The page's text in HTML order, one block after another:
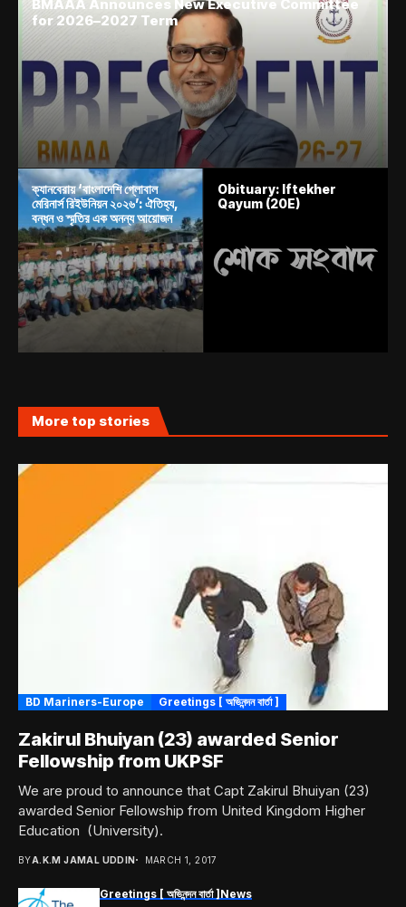
BMAAA Announces New Executive Committee
for 2026–2027 Term
ক্যানবেরায় ‘বাংলাদেশি গ্লোবাল
মেরিনার্স রিইউনিয়ন ২০২৬’: ঐতিহ্য,
বন্ধন ও স্মৃতির এক অনন্য আয়োজন
Obituary: Iftekher
Qayum (20E)
More top stories
BD Mariners-Europe Greetings [ অভিনন্দন বার্তা ]
Zakirul Bhuiyan (23) awarded Senior
Fellowship from UKPSF
We are proud to announce that Capt Zakirul Bhuiyan (23)
awarded Senior Fellowship from United Kingdom Higher
Education (University).
BYA.K.M JAMAL UDDIN MARCH 1, 2017
Greetings [ অভিনন্দন বার্তা ] News